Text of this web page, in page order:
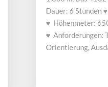
Dauer: 6 Stunden
♥ Höhenmeter:
♥ Anforderungen:
Orientierung,